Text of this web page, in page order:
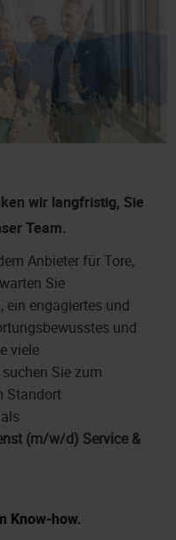
wir langfristig, Sie
Team.
Anbieter für Tore,
Sie
ein engagiertes und
und
viele
Sie zum
Standort
(m/w/d) Service &
Know-how.